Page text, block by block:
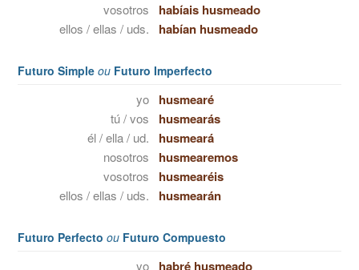
vosotros habíais husmeado
ellos / ellas / uds. habían husmeado
Futuro Simple ou Futuro Imperfecto
yo husmearé
tú / vos husmearás
él / ella / ud. husmeará
nosotros husmearemos
vosotros husmearéis
ellos / ellas / uds. husmearán
Futuro Perfecto ou Futuro Compuesto
yo habré husmeado